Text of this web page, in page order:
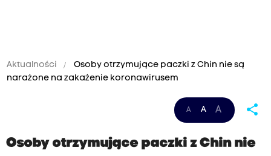
Aktualności
Osoby otrzymujące paczki z Chin nie są
narażone na zakażenie koronawirusem
A A A share
Osoby otrzymujące paczki z Chin nie